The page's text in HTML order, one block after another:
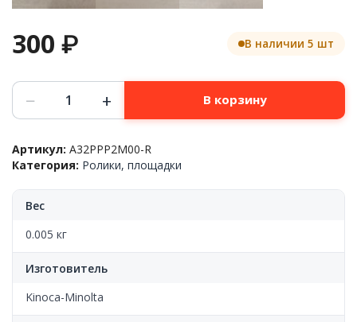
300 ₽ В наличии 5 шт
Количество
товара
Комплект
ролика
подачи,
Minolta™
20/20P/C20/C20P,
− + В корзину
Артикул: A32PPP2M00-R
Категория: Ролики, площадки
Вес
0.005 кг
Изготовитель
Kinoca-Minolta